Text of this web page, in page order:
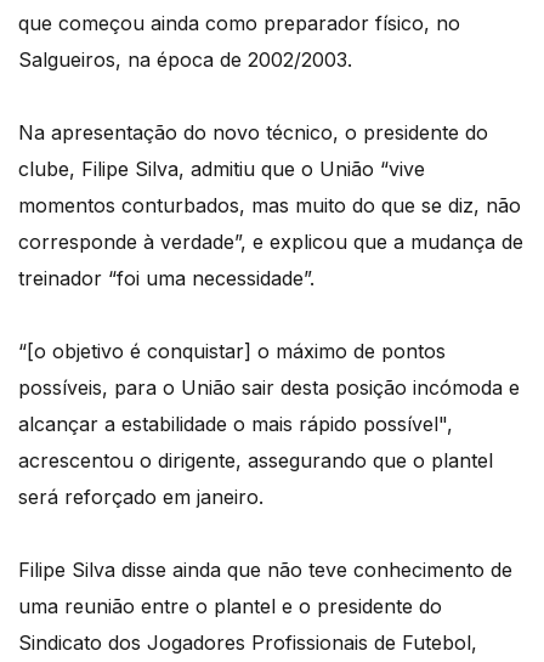
que começou ainda como preparador físico, no
Salgueiros, na época de 2002/2003.
Na apresentação do novo técnico, o presidente do
clube, Filipe Silva, admitiu que o União “vive
momentos conturbados, mas muito do que se diz, não
corresponde à verdade”, e explicou que a mudança de
treinador “foi uma necessidade”.
“[o objetivo é conquistar] o máximo de pontos
possíveis, para o União sair desta posição incómoda e
alcançar a estabilidade o mais rápido possível",
acrescentou o dirigente, assegurando que o plantel
será reforçado em janeiro.
Filipe Silva disse ainda que não teve conhecimento de
uma reunião entre o plantel e o presidente do
Sindicato dos Jogadores Profissionais de Futebol,